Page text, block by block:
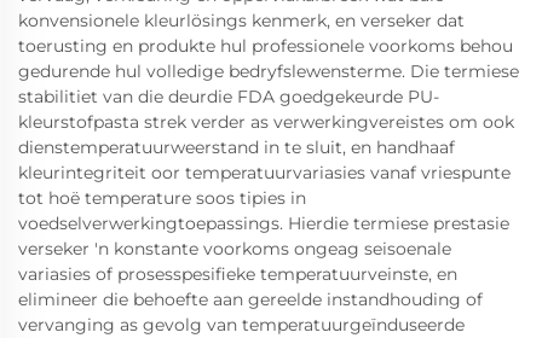
konvensionele kleurlösings kenmerk, en verseker dat
toerusting en produkte hul professionele voorkoms behou
gedurende hul volledige bedryfslewensterme. Die termiese
stabilitiet van die deurdie FDA goedgekeurde PU-
kleurstofpasta strek verder as verwerkingvereistes om ook
dienstemperatuurweerstand in te sluit, en handhaaf
kleurintegriteit oor temperatuurvariasies vanaf vriespunte
tot hoë temperature soos tipies in
voedselverwerkingtoepassings. Hierdie termiese prestasie
verseker 'n konstante voorkoms ongeag seisoenale
variasies of prosesspesifieke temperatuurveinste, en
elimineer die behoefte aan gereelde instandhouding of
vervanging as gevolg van temperatuurgeïnduseerde